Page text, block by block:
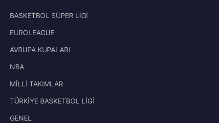
BASKETBOL SÜPER LİGİ
EUROLEAGUE
AVRUPA KUPALARI
NBA
MİLLİ TAKIMLAR
TÜRKİYE BASKETBOL LİGİ
GENEL